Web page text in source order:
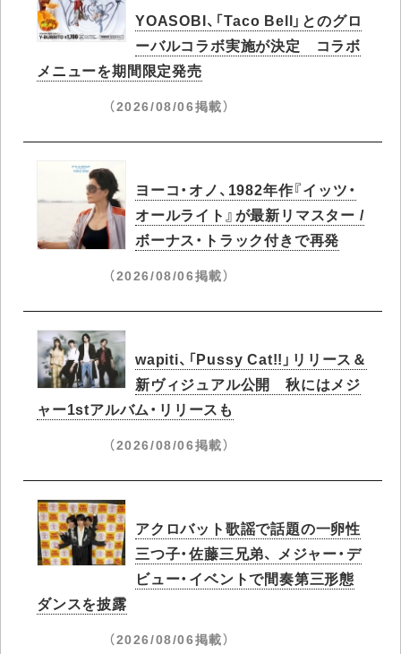
YOASOBI、「Taco Bell」とのグロ
ーバルコラボ実施が決定 コラボ
メニューを期間限定発売
（2026/08/06掲載）
ヨーコ・オノ、1982年作『イッツ・
オールライト』が最新リマスター /
ボーナス・トラック付きで再発
（2026/08/06掲載）
wapiti、「Pussy Cat!!」リリース＆
新ヴィジュアル公開 秋にはメジ
ャー1stアルバム・リリースも
（2026/08/06掲載）
アクロバット歌謡で話題の一卵性
三つ子・佐藤三兄弟、 メジャー・デ
ビュー・イベントで間奏第三形態
ダンスを披露
（2026/08/06掲載）